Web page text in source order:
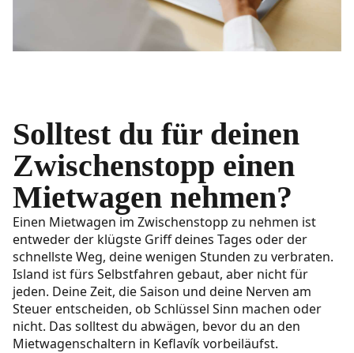
Solltest du für deinen
Zwischenstopp einen
Mietwagen nehmen?
Einen Mietwagen im Zwischenstopp zu nehmen ist
entweder der klügste Griff deines Tages oder der
schnellste Weg, deine wenigen Stunden zu verbraten.
Island ist fürs Selbstfahren gebaut, aber nicht für
jeden. Deine Zeit, die Saison und deine Nerven am
Steuer entscheiden, ob Schlüssel Sinn machen oder
nicht. Das solltest du abwägen, bevor du an den
Mietwagenschaltern in Keflavík vorbeiläufst.